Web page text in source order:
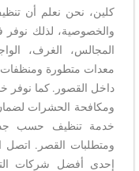
كلين، نحن نعلم أن
والخصوصية، لذلك نوفر
المجالس، الغرف،
معدات متطورة ومنظفات
داخل القصور. كما نوفر
ومكافحة الحشرات
خدمة تنظيف حسب
ومتطلبات القصر.
إحدى أفضل شركات